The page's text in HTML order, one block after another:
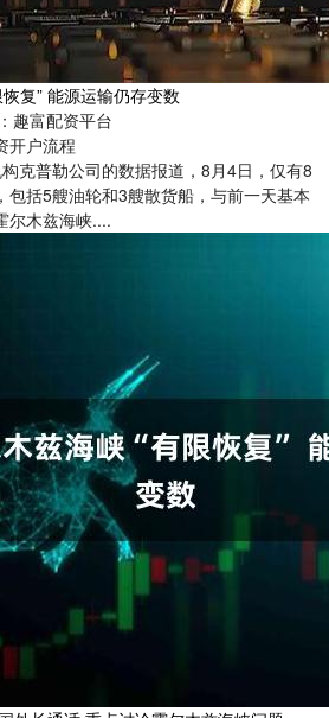
复” 能源运输仍存变数
趣富配资平台
开户流程
克普勒公司的数据报道，8月4日，仅有8
包括5艘油轮和3艘散货船，与前一天基本
尔木兹海峡....